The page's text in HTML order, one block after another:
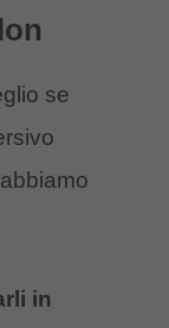
se
in